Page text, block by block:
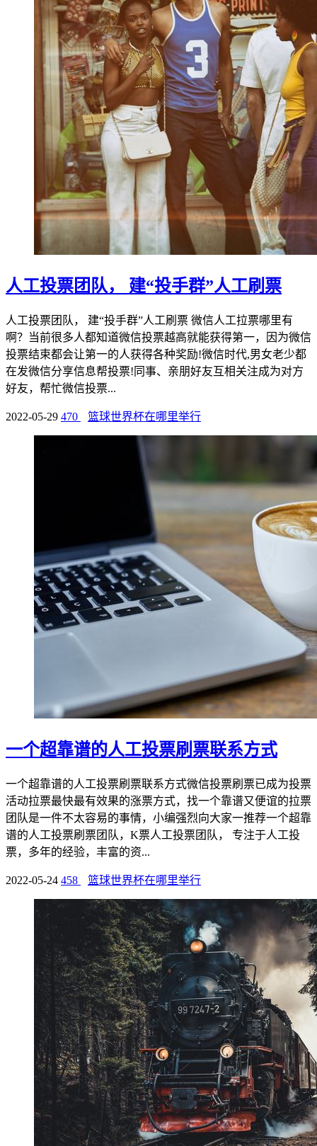
人工投票团队， 建“投手群”人工刷票
人工投票团队， 建“投手群”人工刷票 微信人工拉票哪里有
啊？当前很多人都知道微信投票越高就能获得第一，因为微信
投票结束都会让第一的人获得各种奖励!微信时代,男女老少都
在发微信分享信息帮投票!同事、亲朋好友互相关注成为对方
好友，帮忙微信投票...
2022-05-29 470 篮球世界杯在哪里举行
一个超靠谱的人工投票刷票联系方式
一个超靠谱的人工投票刷票联系方式微信投票刷票已成为投票
活动拉票最快最有效果的涨票方式，找一个靠谱又便谊的拉票
团队是一件不太容易的事情，小编强烈向大家一推荐一个超靠
谱的人工投票刷票团队，K票人工投票团队， 专注于人工投
票，多年的经验，丰富的资...
2022-05-24 458 篮球世界杯在哪里举行